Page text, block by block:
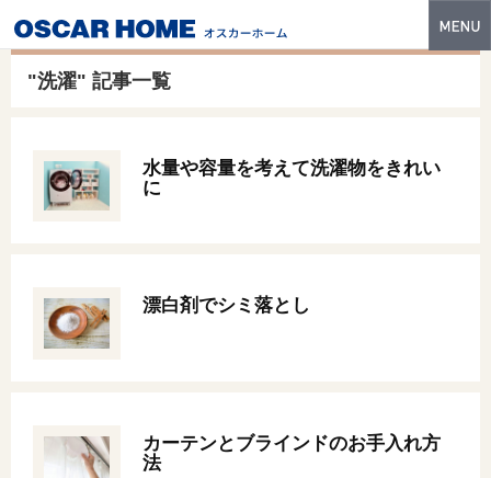
性能・技術
イベント・モデルハウス
建築実例
スマートセレクト
"洗濯" 記事一覧
水量や容量を考えて洗濯物をきれい
に
漂白剤でシミ落とし
カーテンとブラインドのお手入れ方
法